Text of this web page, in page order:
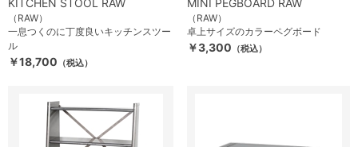
KITCHEN STOOL RAW
（RAW）
一息つくのに丁度良いキッチンスツー
ル
￥18,700 （税込）
MINI PEGBOARD RAW
（RAW）
卓上サイズのカラーペグボード
￥3,300 （税込）